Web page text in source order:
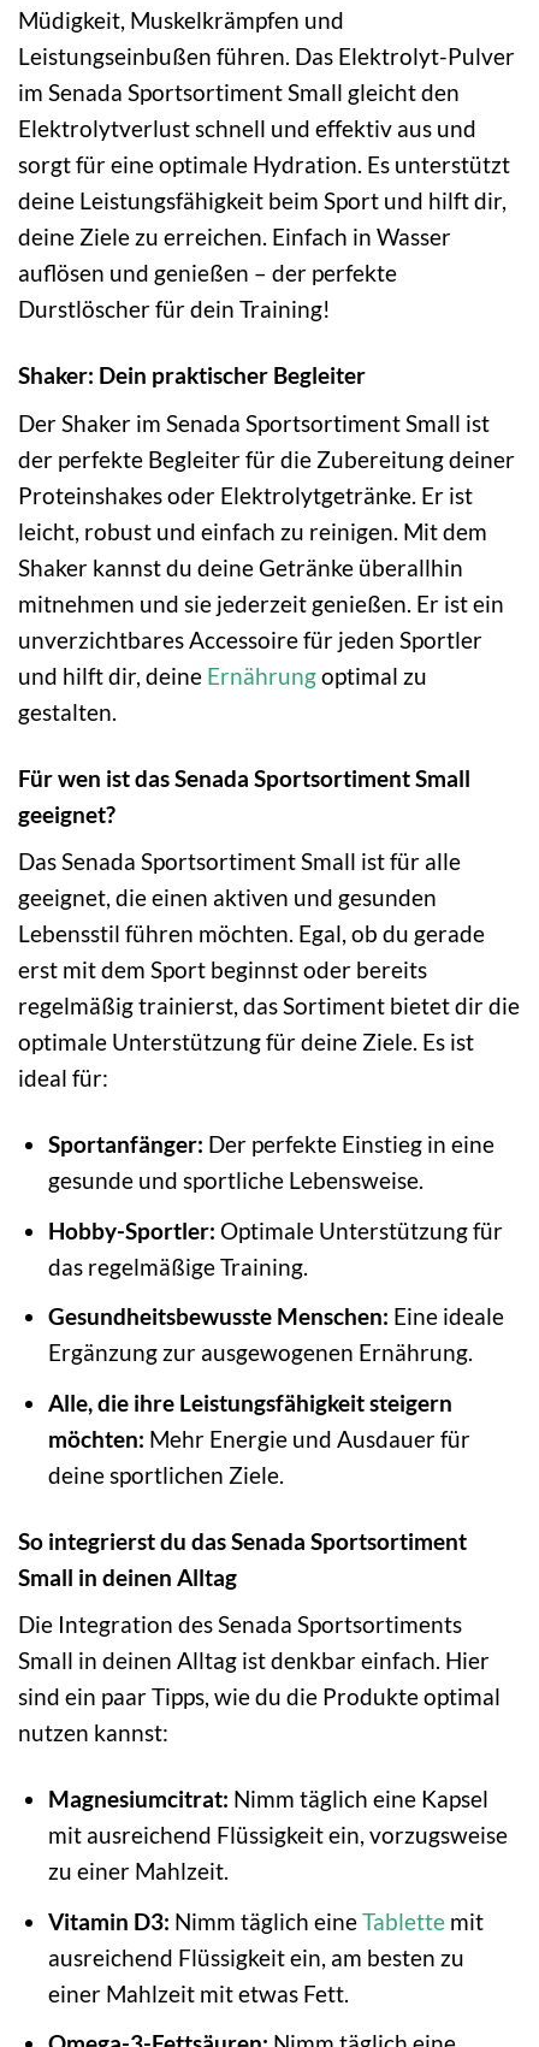
Müdigkeit, Muskelkrämpfen und
Leistungseinbußen führen. Das Elektrolyt-Pulver
im Senada Sportsortiment Small gleicht den
Elektrolytverlust schnell und effektiv aus und
sorgt für eine optimale Hydration. Es unterstützt
deine Leistungsfähigkeit beim Sport und hilft dir,
deine Ziele zu erreichen. Einfach in Wasser
auflösen und genießen – der perfekte
Durstlöscher für dein Training!
Shaker: Dein praktischer Begleiter
Der Shaker im Senada Sportsortiment Small ist
der perfekte Begleiter für die Zubereitung deiner
Proteinshakes oder Elektrolytgetränke. Er ist
leicht, robust und einfach zu reinigen. Mit dem
Shaker kannst du deine Getränke überallhin
mitnehmen und sie jederzeit genießen. Er ist ein
unverzichtbares Accessoire für jeden Sportler
und hilft dir, deine Ernährungoptimal zu
gestalten.
Für wen ist das Senada Sportsortiment Small
geeignet?
Das Senada Sportsortiment Small ist für alle
geeignet, die einen aktiven und gesunden
Lebensstil führen möchten. Egal, ob du gerade
erst mit dem Sport beginnst oder bereits
regelmäßig trainierst, das Sortiment bietet dir die
optimale Unterstützung für deine Ziele. Es ist
ideal für:
Sportanfänger: Der perfekte Einstieg in eine
gesunde und sportliche Lebensweise.
Hobby-Sportler: Optimale Unterstützung für
das regelmäßige Training.
Gesundheitsbewusste Menschen: Eine ideale
Ergänzung zur ausgewogenen Ernährung.
Alle, die ihre Leistungsfähigkeit steigern
möchten: Mehr Energie und Ausdauer für
deine sportlichen Ziele.
So integrierst du das Senada Sportsortiment
Small in deinen Alltag
Die Integration des Senada Sportsortiments
Small in deinen Alltag ist denkbar einfach. Hier
sind ein paar Tipps, wie du die Produkte optimal
nutzen kannst:
Magnesiumcitrat: Nimm täglich eine Kapsel
mit ausreichend Flüssigkeit ein, vorzugsweise
zu einer Mahlzeit.
Vitamin D3: Nimm täglich eineTablettemit
ausreichend Flüssigkeit ein, am besten zu
einer Mahlzeit mit etwas Fett.